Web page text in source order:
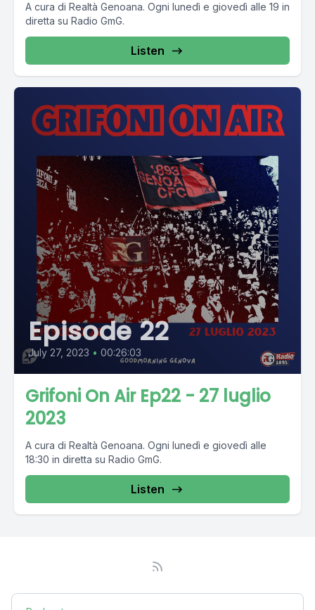
A cura di Realtà Genoana. Ogni lunedì e giovedì alle 19 in
diretta su Radio GmG.
Listen
Episode 22
July 27, 2023 • 00:26:03
Grifoni On Air Ep22 - 27 luglio
2023
A cura di Realtà Genoana. Ogni lunedì e giovedì alle
18:30 in diretta su Radio GmG.
Listen